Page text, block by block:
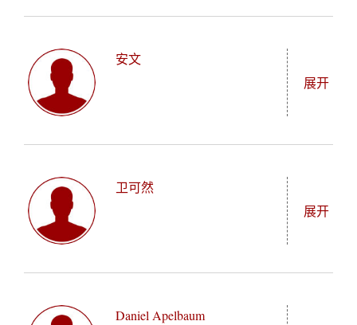
采购优质抹茶的阿联酋品牌YUMO Matcha。她还在中
阿关系全球网络Sino-Arabica担任咨询中心负责人。
Majduleen热爱语言学习，精通阿拉伯语和英语，中文
的经济与战略关系。
"/_mediafile/asc/20190426175523/student/image/
"/_mediafile/asc/20260611140345/student/image/"
安文
展开
口问题。他的研究兴趣以低生育率与人口转型为核
心，同时注重从社会学、历史学、人类学和政策学的
多学科视角进行分析。在来中国之前，安文曾在金融
爱小说创作、历史学习、戏剧表演。在燕京学堂，他
"/_mediafile/asc/20260611140345/student/image/"
卫可然
展开
士学位。她的学术重点为区域分析，借助国际合作应
Daniel Apelbaum